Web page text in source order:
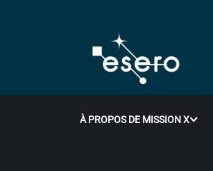
À PROPOS DE MISSION X